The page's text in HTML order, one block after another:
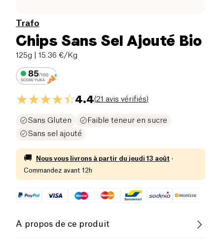
Trafo
Chips Sans Sel Ajouté Bio
125g | 15.36 €/Kg
4.4(21 avis vérifiés)
Sans Gluten
Faible teneur en sucre
Sans sel ajouté
🚚 Nous vous livrons à partir du jeudi 13 août ·
Commandez avant 12h
A propos de ce produit